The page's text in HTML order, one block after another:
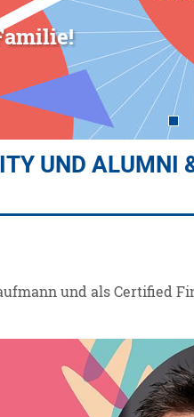
UND ALUMNI
und als Certified